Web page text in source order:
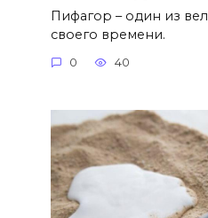
Пифагор – один из
своего времени.
0 40